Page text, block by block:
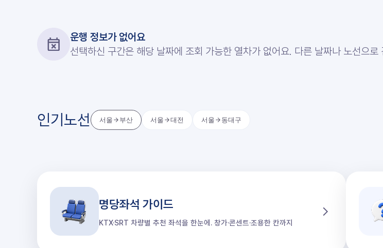
운행 정보가 없어요
선택하신 구간은 해당 날짜에 조회 가능한 열차가 없어요. 다른 날짜나 노선으로
인기노선 서울 부산 서울 대전 서울 동대구
명당좌석 가이드
KTX·SRT 차량별 추천 좌석을 한눈에. 창가·콘센트·조용한 칸까지